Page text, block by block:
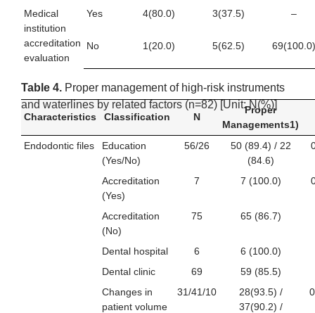
Medical
institution
accreditation
evaluation
Yes 4(80.0) 3(37.5) –
No 1(20.0) 5(62.5) 69(100.0)
Table 4. Proper management of high-risk instruments
and waterlines by related factors (n=82) [Unit: N(%)]
Characteristics Classification N
Proper
Managements1)
Endodontic files
Education
(Yes/No)
56/26
50 (89.4) / 22
(84.6)
Accreditation
(Yes)
7 7 (100.0)
Accreditation
(No)
75 65 (86.7)
Dental hospital 6
6 (100.0)
Dental clinic
69
59 (85.5)
Changes in
patient volume
31/41/10
28(93.5) /
37(90.2) /